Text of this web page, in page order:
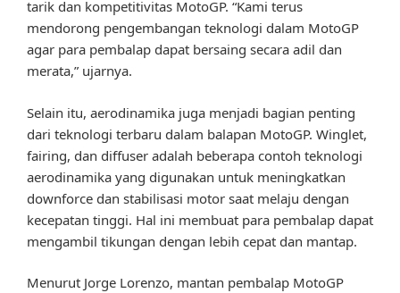
tarik dan kompetitivitas MotoGP. “Kami terus
mendorong pengembangan teknologi dalam MotoGP
agar para pembalap dapat bersaing secara adil dan
merata,” ujarnya.
Selain itu, aerodinamika juga menjadi bagian penting
dari teknologi terbaru dalam balapan MotoGP. Winglet,
fairing, dan diffuser adalah beberapa contoh teknologi
aerodinamika yang digunakan untuk meningkatkan
downforce dan stabilisasi motor saat melaju dengan
kecepatan tinggi. Hal ini membuat para pembalap dapat
mengambil tikungan dengan lebih cepat dan mantap.
Menurut Jorge Lorenzo, mantan pembalap MotoGP